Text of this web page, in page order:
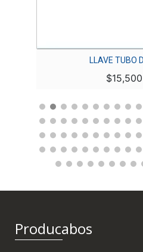
LLAVE TUBO
$15,500
Producabos